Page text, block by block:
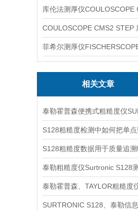
相关文章
SURTRONIC S128、泰勒信息